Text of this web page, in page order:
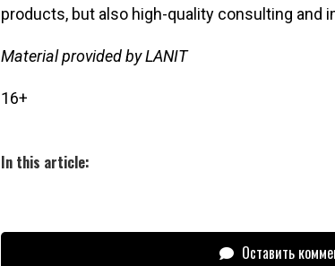
products, but also high-quality consulting and
Material provided by LANIT
16+
In this article:
Оставить